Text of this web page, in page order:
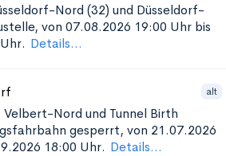
Nord (32) und Düsseldorf-
von 07.08.2026 19:00 Uhr bis
Details...
alt
Nord und Tunnel Birth
gesperrt, von 21.07.2026
18:00 Uhr. Details...